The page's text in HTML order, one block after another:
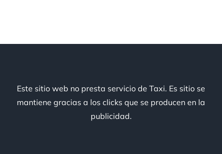
Este sitio web no presta servicio de Taxi. Es sitio se
mantiene gracias a los clicks que se producen en la
publicidad.